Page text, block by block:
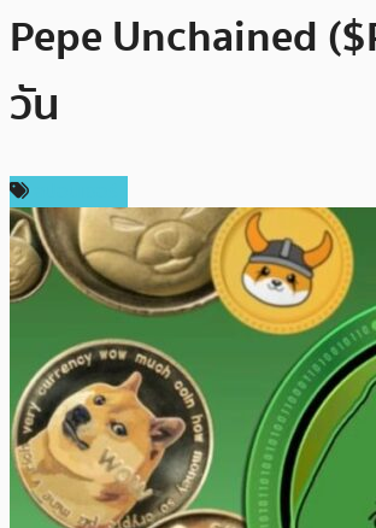
Pepe Unchained
วัน